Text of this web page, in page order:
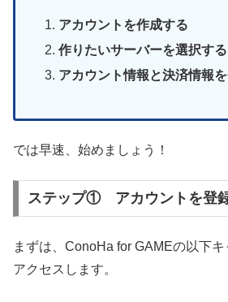
アカウントを作成する
作りたいサーバーを選択する
アカウント情報と決済情報
では早速、始めましょう！
ステップ① アカウントを登
まずは、ConoHa for GAMEの以下
アクセスします。